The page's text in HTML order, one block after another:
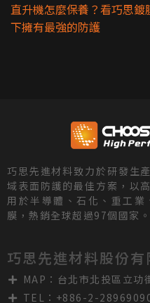
直升機怎麼保養？看巧思
下擁有最強的防護
巧思先進材料致力於研發生
域表面防護的最佳方案，以
用於半導體、石化、重工
膜，熱銷全球超過97個國家。
巧思先進材料股份有
MAP：台北市北投區立功
TEL：+886-2-